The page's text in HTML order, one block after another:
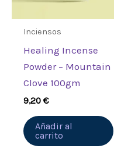
Inciensos
Healing Incense
Powder – Mountain
Clove 100gm
9,20€
Añadir al
carrito